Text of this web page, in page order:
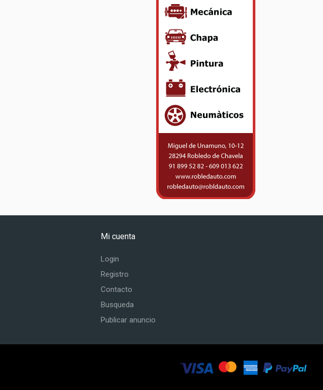
Mi cuenta
Login
Registro
Contacto
Busqueda
Publicar anuncio